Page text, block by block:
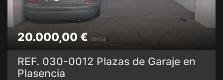
REF. 030-0012 Plazas de Garaje en
Plasencia
20.000,00 €Venta